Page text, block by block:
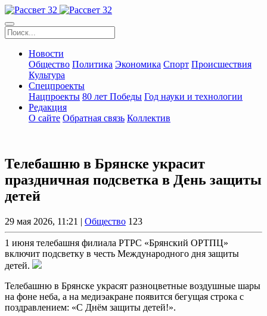
Новости
Общество Политика Экономика Спорт Происшествия
Культура
Спецпроекты
Нацпроекты 80 лет Победы Год науки и технологии
Редакция
О сайте Обратная связь Коллектив
Телебашню в Брянске украсит
праздничная подсветка в День защиты
детей
29 мая 2026, 11:21 | Общество 123
1 июня телебашня филиала РТРС «Брянский ОРТПЦ»
включит подсветку в честь Международного дня защиты
детей.
Телебашню в Брянске украсят разноцветные воздушные шары
на фоне неба, а на медиэакране появится бегущая строка с
поздравлением: «С Днём защиты детей!».